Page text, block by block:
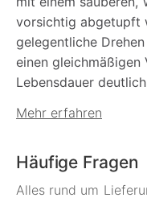
vorsichtig abgetupft
gelegentliche
einen
Lebensdauer
Mehr erfahren
Häufige Fragen
Alles rund um